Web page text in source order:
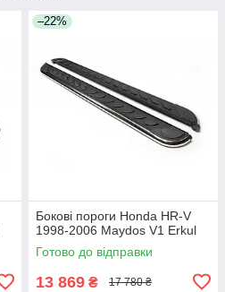
–22%
Бокові пороги Honda HR-V
1998-2006 Maydos V1 Erkul
Готово до відправки
13 869 ₴ 17 780 ₴